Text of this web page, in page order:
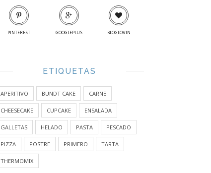
PINTEREST GOOGLEPLUS BLOGLOVIN
ETIQUETAS
APERITIVO BUNDT CAKE CARNE
CHEESECAKE CUPCAKE ENSALADA
GALLETAS HELADO PASTA PESCADO
PIZZA POSTRE PRIMERO TARTA
THERMOMIX